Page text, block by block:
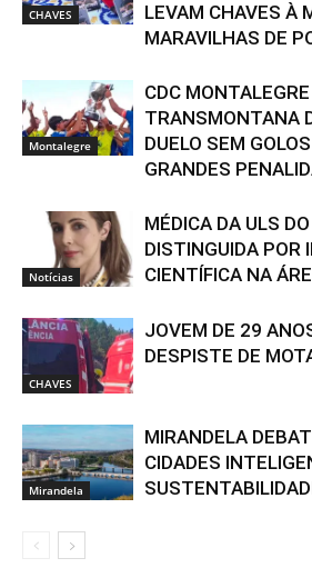
CHAVES
LEVAM CHAVES À
MARAVILHAS DE
Montalegre
CDC
TRANSMONTANA
DUELO SEM
GRANDES
Notícias
MÉDICA DA ULS
DISTINGUIDA POR
CIENTÍFICA NA
CHAVES
JOVEM DE 29
DESPISTE DE
Mirandela
MIRANDELA
CIDADES